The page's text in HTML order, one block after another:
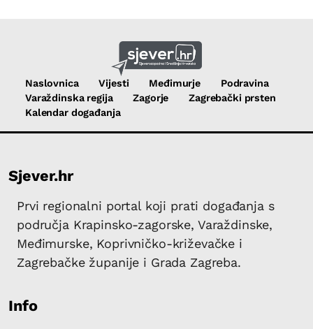
Naslovnica Vijesti Međimurje
Podravina
Varaždinska regija
Zagorje
Zagrebački prsten
Kalendar događanja
Sjever.hr
Prvi regionalni portal koji prati događanja s
područja Krapinsko-zagorske, Varaždinske,
Međimurske, Koprivničko-križevačke i
Zagrebačke županije i Grada Zagreba.
Info